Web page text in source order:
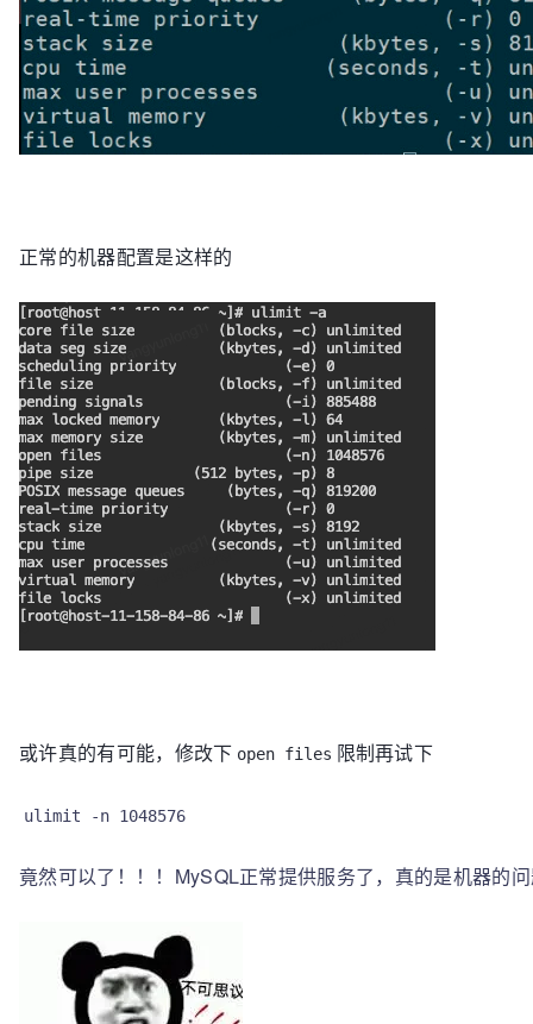
正常的机器配置是这样的
或许真的有可能，修改下 open files 限制再试下
ulimit -n 1048576
竟然可以了！！！MySQL正常提供服务了，真的是机器的